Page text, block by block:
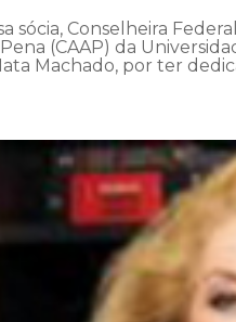
sócia, Conselheira
(CAAP) da
Machado, por ter